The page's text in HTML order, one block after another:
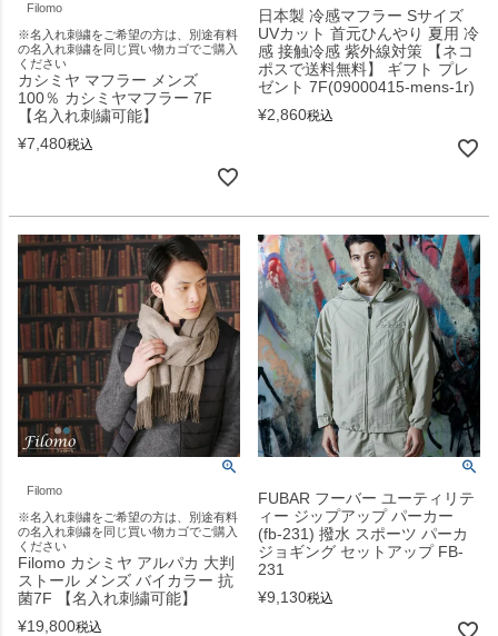
Filomo
※名入れ刺繍をご希望の方は、別途有料
の名入れ刺繍を同じ買い物カゴでご購入
ください
カシミヤ マフラー メンズ
100％ カシミヤマフラー 7F
【名入れ刺繍可能】
¥7,480税込
日本製 冷感マフラー Sサイズ
UVカット 首元ひんやり 夏用 冷
感 接触冷感 紫外線対策 【ネコ
ポスで送料無料】 ギフト プレ
ゼント 7F(09000415-mens-1r)
¥2,860税込
Filomo
※名入れ刺繍をご希望の方は、別途有料
の名入れ刺繍を同じ買い物カゴでご購入
ください
Filomo カシミヤ アルパカ 大判
ストール メンズ バイカラー 抗
菌7F 【名入れ刺繍可能】
¥19,800税込
FUBAR フーバー ユーティリテ
ィー ジップアップ パーカー
(fb-231) 撥水 スポーツ パーカ
ジョギング セットアップ FB-
231
¥9,130税込